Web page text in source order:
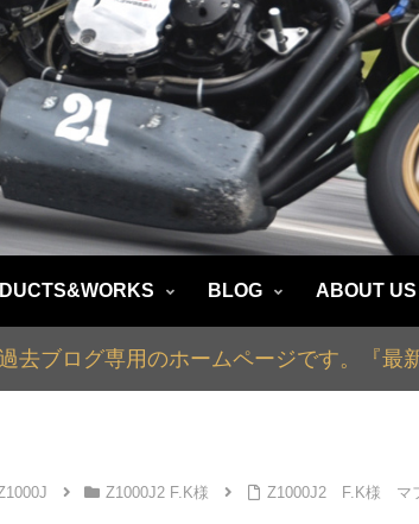
BLOG ABOUT US
去ブログ専用のホームページです。『最
Z1000J2 F.K様 Z1000J2 F.K様 マ